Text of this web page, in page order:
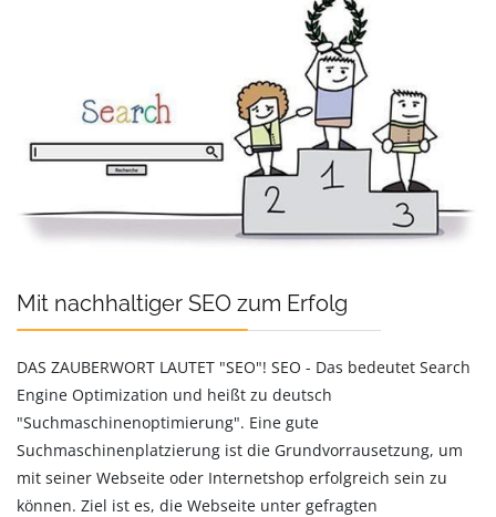
Mit nachhaltiger SEO zum Erfolg
DAS ZAUBERWORT LAUTET "SEO"! SEO - Das bedeutet Search
Engine Optimization und heißt zu deutsch
"Suchmaschinenoptimierung". Eine gute
Suchmaschinenplatzierung ist die Grundvorrausetzung, um
mit seiner Webseite oder Internetshop erfolgreich sein zu
können. Ziel ist es, die Webseite unter gefragten